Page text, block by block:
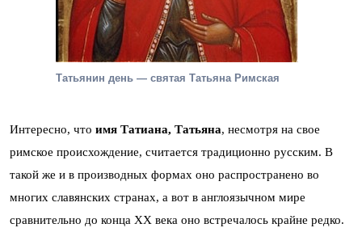
Татьянин день — святая Татьяна Римская
Интересно, что имя Татиана, Татьяна, несмотря на свое
римское происхождение, считается традиционно русским. В
такой же и в производных формах оно распространено во
многих славянских странах, а вот в англоязычном мире
сравнительно до конца ХХ века оно встречалось крайне редко.